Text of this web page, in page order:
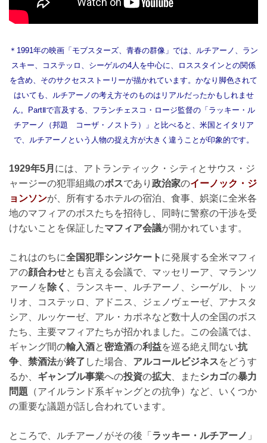
＊1991年の映画「モブスターズ、青春の群像」では、ルチアーノ、ラン
スキー、コステッロ、シーゲルの4人を中心に、ロススタインとの関係
を含め、そのサクセスストーリーが描かれています。かなり脚色されて
はいても、ルチアーノの考え方そのものはリアルだったかもしれませ
ん。PartⅡで言及する、フランチェスコ・ロージ監督の「ラッキー・ル
チアーノ（邦題 コーザ・ノストラ）」と比べると、米国とイタリア
で、ルチアーノという人物の捉え方が大きく違うことが印象的です。
1929年5月 には、アトランティック・シティとサウス・ジ
ャージーの犯罪組織のボスであり 政治家のイーノック・ジ
ョンソンが、所有するホテルの宿泊、食事、娯楽に全米各
地のマフィアのボスたちを招待し、同時に警察の干渉を受
けないことを保証したマフィア会議が開かれています。
これはのちに全国犯罪シンジケート に発展する全米マフィ
アの顔合わせとも言える会議で、マッセリーア、マランツ
ァーノを除く
、ランスキー、ルチアーノ、シーゲル、トッ
リオ、コステッロ、アドニス、ジェノヴェーゼ、アナスタ
シア、ルッケーゼ、アル・カポネなど数十人の全国のボス
たち、主要マフィアたちが招かれました。この会議では、
ギャング間の輸入酒と密造酒の利益を巡る絶え間ない抗
争
禁酒法が終了 した場合、 アルコールビジネスをどうす
るか、 ギャンブル事業への投資の拡大 、またシカゴの暴力
問題 （アイルランド系ギャングとの抗争）など、いくつか
の重要な議題が話し合われています。
ところで、ルチアーノがその後「 ラッキー・ルチアーノ 」